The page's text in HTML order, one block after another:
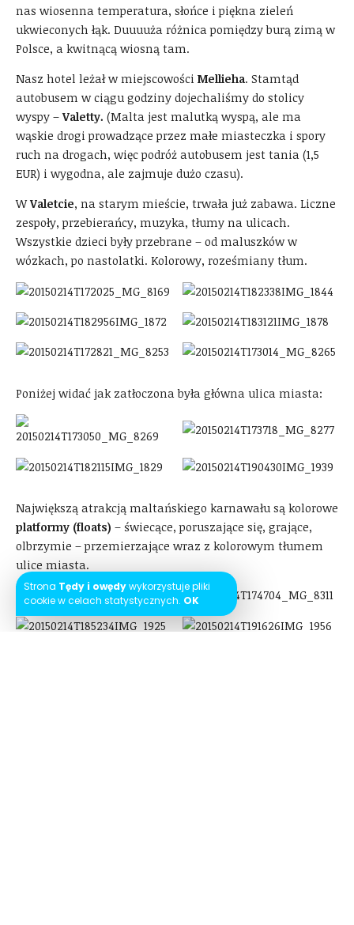
nas wiosenna temperatura, słońce i piękna zieleń
ukwieconych łąk. Duuuuża różnica pomiędzy burą zimą w
Polsce, a kwitnącą wiosną tam.
Nasz hotel leżał w miejscowości Mellieha. Stamtąd
autobusem w ciągu godziny dojechaliśmy do stolicy
wyspy –Valetty. (Malta jest malutką wyspą, ale ma
wąskie drogi prowadzące przez małe miasteczka i spory
ruch na drogach, więc podróż autobusem jest tania (1,5
EUR) i wygodna, ale zajmuje dużo czasu).
WValetcie, na starym mieście, trwała już zabawa. Liczne
zespoły, przebierańcy, muzyka, tłumy na ulicach.
Wszystkie dzieci były przebrane – od maluszków w
wózkach, po nastolatki. Kolorowy, roześmiany tłum.
Poniżej widać jak zatłoczona była główna ulica miasta:
Największą atrakcją maltańskiego karnawału są kolorowe
platformy (floats) – świecące, poruszające się, grające,
olbrzymie – przemierzające wraz z kolorowym tłumem
ulice miasta.
Strona Tędy i owędywykorzystuje pliki
cookie w celach statystycznych. OK